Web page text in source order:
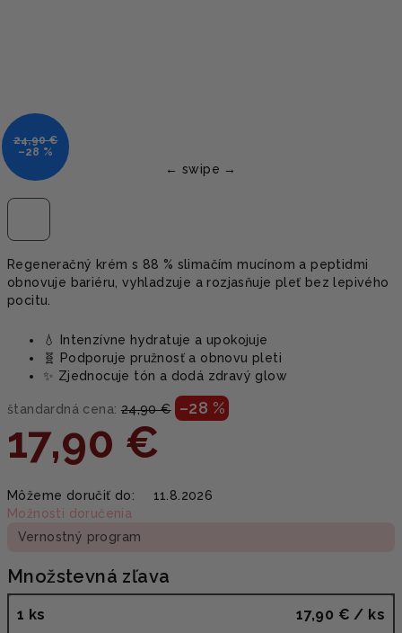
Regeneračný krém s 88 % slimačím mucínom a peptidmi
obnovuje bariéru, vyhladzuje a rozjasňuje pleť bez lepivého
pocitu.
💧 Intenzívne hydratuje a upokojuje
🧬 Podporuje pružnosť a obnovu pleti
✨ Zjednocuje tón a dodá zdravý glow
štandardná cena: 24,90 € –28 %
17,90 €
cena:
Môžeme doručiť do:
11.8.2026
Možnosti doručenia
Vernostný program
Množstevná zľava
1 ks 17,90 € / ks
24,90 €
–28 %